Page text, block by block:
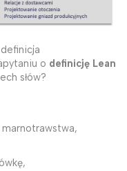
o definicję Lean
słów?